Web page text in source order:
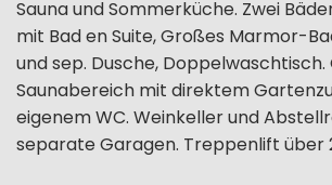
Sauna und Sommerküche. Zwei
mit Bad en Suite, Großes Marmor-
und sep. Dusche,
Saunabereich mit direktem
eigenem WC. Weinkeller und
separate Garagen. Treppenlift über